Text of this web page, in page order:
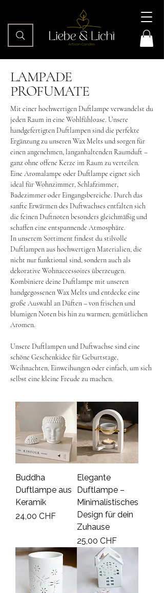
LAMPADE
PROFUMATE
Mit einer hochwertigen Duftlampe verwandelst du
jeden Raum in eine Wohlfühloase. Unsere
handgefertigten Duftlampen sind die perfekte
Ergänzung zu unseren Wax Melts und sorgen für
einen angenehmen, langanhaltenden Raumduft –
ganz ohne offene Kerze im Raum zu verteilen.
Eine Aromalampe oder Duftlampe eignet sich
ideal für Wohnzimmer, Schlafzimmer,
Badezimmer oder Eingangsbereiche. Durch das
sanfte Erwärmen des Duftwachses entfalten sich
die feinen Duftnoten besonders gleichmäßig und
schaffen eine entspannende Atmosphäre.
In unserem Sortiment findest du stilvolle
Duftlampen aus hochwertigen Materialien, die
nicht nur funktional sind, sondern auch als
dekorative Wohnaccessoires überzeugen.
Kombiniere deine Duftlampe mit unseren
handgegossenen Wax Melts und entdecke eine
große Auswahl an Düften – von frischen und
blumigen Noten bis hin zu warmen, gemütlichen
Aromen.
Unsere Duftlampen und Duftwachse sind eine
schöne Geschenkidee für Geburtstage,
Weihnachten, Einweihungen oder einfach, um sich
selbst eine kleine Freude zu machen.
Buddha
Duftlampe aus
Keramik
Prezzo
24,00 CHF
Elegante
Duftlampe –
Minimalistisches
Design für dein
Zuhause
Prezzo
25,00 CHF